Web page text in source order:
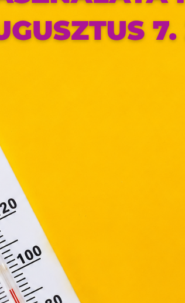
„cookie"-kat
olyan fájlok, melyek
belül működnek, a „sütik"
számítógépén vagy egyéb
felhasználók hozzájárulását kell kérniük.